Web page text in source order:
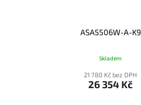
ASA5506W-A-K9
Skladem
21 780 Kč bez DPH
26 354 Kč